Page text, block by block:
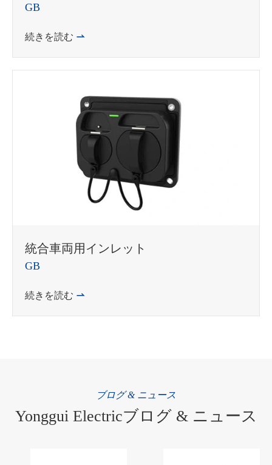
GB
続きを読む 
統合車両用インレット
GB
続きを読む 
ブログ & ニュース
Yonggui Electricブログ & ニュース